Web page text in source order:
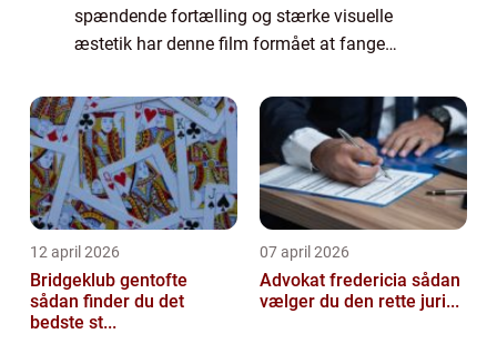
spændende fortælling og stærke visuelle
æstetik har denne film formået at fange
generationer og kulturer. I denne artikel vil...
12 april 2026
Bridgeklub gentofte
sådan finder du det
bedste st...
07 april 2026
Advokat fredericia sådan
vælger du den rette juri...